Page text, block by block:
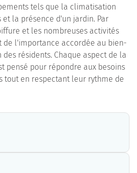
tels que la climatisation
et la présence d'un jardin. Par
et les nombreuses activités
de l'importance accordée au bien-
résidents. Chaque aspect de la
pensé pour répondre aux besoins
tout en respectant leur rythme de